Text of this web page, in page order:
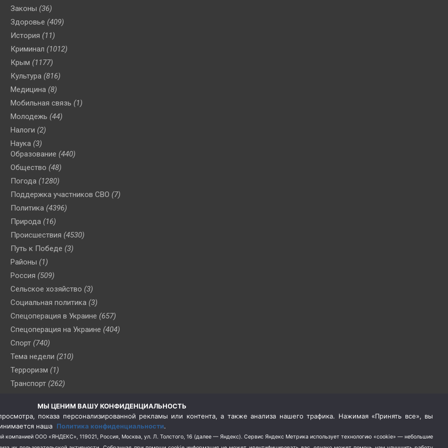
Законы (36)
Здоровье (409)
История (11)
Криминал (1012)
Крым (1177)
Культура (816)
Медицина (8)
Мобильная связь (1)
Молодежь (44)
Налоги (2)
Наука (3)
Образование (440)
Общество (48)
Погода (1280)
Поддержка участников СВО (7)
Политика (4396)
Природа (16)
Происшествия (4530)
Путь к Победе (3)
Районы (1)
Россия (509)
Сельское хозяйство (3)
Социальная политика (3)
Спецоперация в Украине (657)
Спецоперация на Украине (404)
Спорт (740)
Тема недели (210)
Терроризм (1)
Транспорт (262)
(76)
Цены (2)
Школа и спорт (2)
МЫ ЦЕНИМ ВАШУ КОНФИДЕНЦИАЛЬНОСТЬ
показа персонализированной рекламы или контента, а также анализа нашего трафика. Нажимая «Принять все», вы
наша Политика конфиденциальности.
компанией ООО «ЯНДЕКС», 119021, Россия, Москва, ул. Л. Толстого, 16 (далее — Яндекс). Сервис Яндекс Метрика использует технологию «cookie» — небольшие